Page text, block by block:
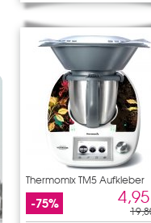
Thermomix TM5 Aufkleber
Blumen
-75%